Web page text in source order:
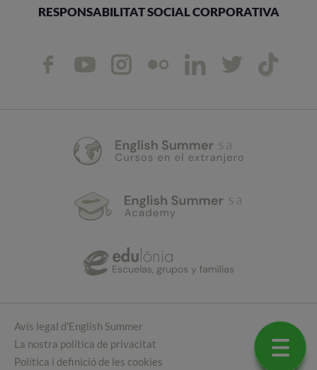
RESPONSABILITAT SOCIAL CORPORATIVA
Avís legal d'English Summer
La nostra política de privacitat
Política i definició de les cookies